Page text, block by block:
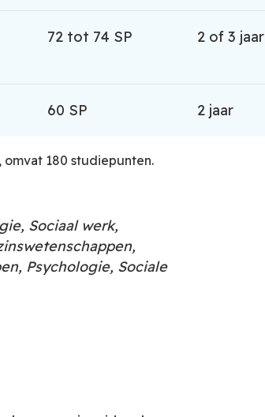
72 tot 74 SP 2 of 3 jaar
60 SP 2 jaar
180 studiepunten.
Sociaal werk,
Psychologie, Sociale